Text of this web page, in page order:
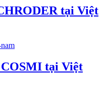
tại Việt
tại Việt